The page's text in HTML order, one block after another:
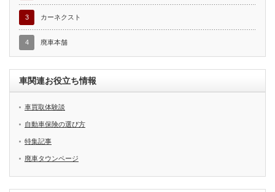
3 カーネクスト
4 廃車本舗
車関連お役立ち情報
車買取体験談
自動車保険の選び方
特集記事
廃車タウンページ